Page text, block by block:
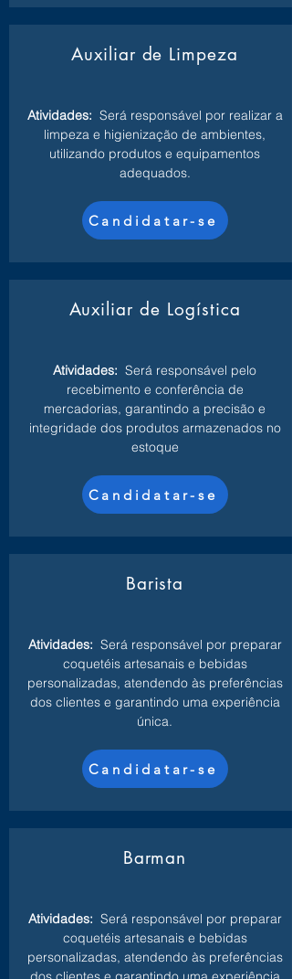
Auxiliar de Limpeza
Atividades: Será responsável por realizar a
limpeza e higienização de ambientes,
utilizando produtos e equipamentos
adequados.
Candidatar-se
Auxiliar de Logística
Atividades: Será responsável pelo
recebimento e conferência de
mercadorias, garantindo a precisão e
integridade dos produtos armazenados no
estoque
Candidatar-se
Barista
Atividades: Será responsável por preparar
coquetéis artesanais e bebidas
personalizadas, atendendo às preferências
dos clientes e garantindo uma experiência
única.
Candidatar-se
Barman
Atividades: Será responsável por preparar
coquetéis artesanais e bebidas
personalizadas, atendendo às preferências